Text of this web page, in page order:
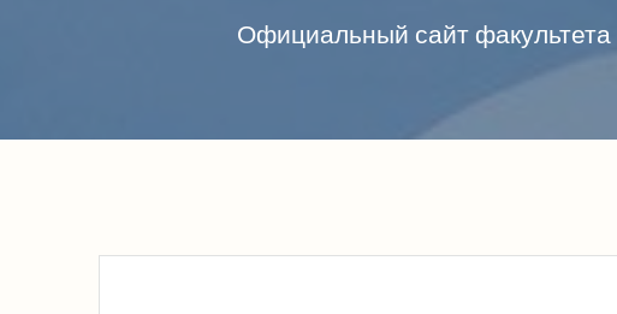
Официальный сайт